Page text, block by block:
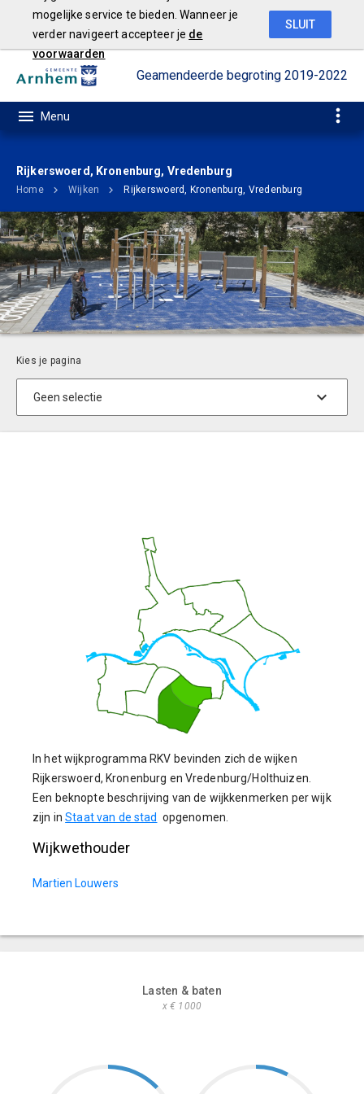
Geamendeerde begroting 2019-2022
Rijkerswoerd, Kronenburg, Vredenburg
Home Wijken Rijkerswoerd, Kronenburg, Vredenburg
In het wijkprogramma RKV bevinden zich de wijken
Rijkerswoerd, Kronenburg en Vredenburg/Holthuizen.
Een beknopte beschrijving van de wijkkenmerken per wijk
zijn inStaat van de stad opgenomen.
Wijkwethouder
Martien Louwers
Lasten & baten
x € 1000
mogelijke service te bieden. Wanneer je
verder navigeert accepteer je de
voorwaarden
SLUIT